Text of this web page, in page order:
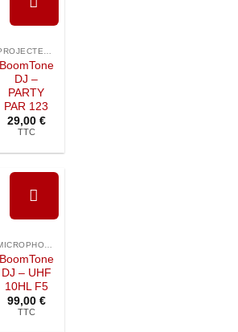
la liste de
souhaits
PROJECTEURS / PAR À LED
BoomTone
DJ –
PARTY
PAR 123
29,00 €
TTC
la liste de
souhaits
MICROPHONES SANS FIL
BoomTone
DJ – UHF
10HL F5
99,00 €
TTC